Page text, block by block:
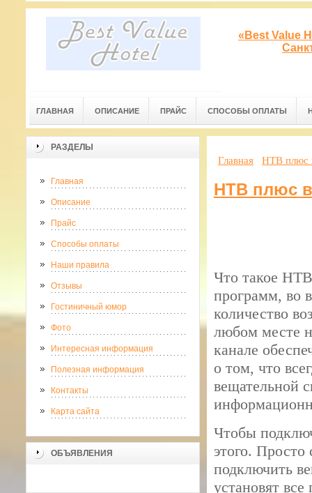
«Best Value
ГЛАВНАЯ ОПИСАНИЕ ПРАЙС СПОСОБЫ ОПЛАТЫ
РАЗДЕЛЫ
Главная
Описание
Прайс
Способы оплаты
Наши правила
Отзывы
Гостиничный юмор
Фото
Интересная информация
Полезная информация
Контакты
Карта сайта
ОБЪЯВЛЕНИЯ
Главная НТВ плюс
НТВ плюс
Что такое
программ, во
количество
любом месте
канале
о том, что
вещательной
Чтобы
этого.
подключить
установят